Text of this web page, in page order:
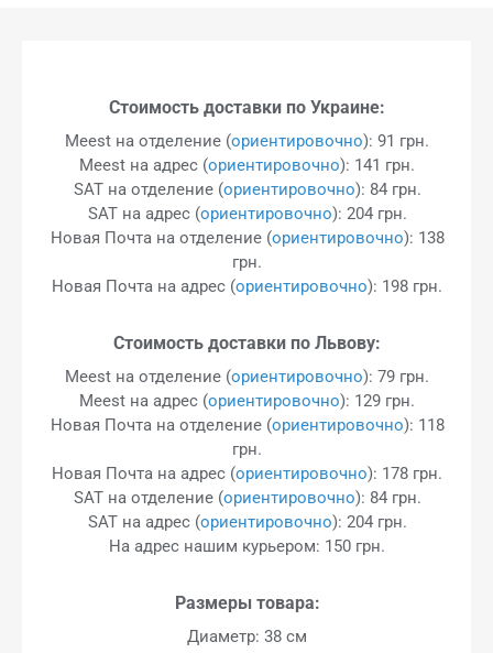
Стоимость доставки по Украине:
Meest на отделение (ориентировочно): 91 грн.
Meest на адрес (ориентировочно): 141 грн.
SAT на отделение (ориентировочно): 84 грн.
SAT на адрес (ориентировочно): 204 грн.
Новая Почта на отделение (ориентировочно): 138
грн.
Новая Почта на адрес (ориентировочно): 198 грн.
Стоимость доставки по Львову:
Meest на отделение (ориентировочно): 79 грн.
Meest на адрес (ориентировочно): 129 грн.
Новая Почта на отделение (ориентировочно): 118
грн.
Новая Почта на адрес (ориентировочно): 178 грн.
SAT на отделение (ориентировочно): 84 грн.
SAT на адрес (ориентировочно): 204 грн.
На адрес нашим курьером: 150 грн.
Размеры товара:
Диаметр: 38 см